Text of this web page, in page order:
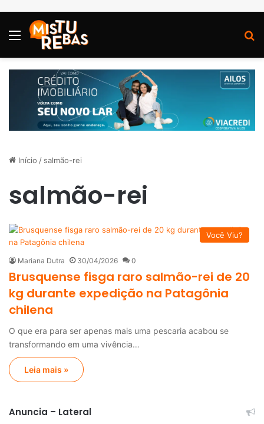
Menu
Início / salmão-rei
salmão-rei
Você Viu?
Mariana Dutra 30/04/2026 0
Brusquense fisga raro salmão-rei de 20
kg durante expedição na Patagônia
chilena
O que era para ser apenas mais uma pescaria acabou se
transformando em uma vivência…
Leia mais »
Anuncia – Lateral